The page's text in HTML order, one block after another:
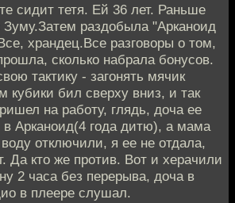
сидит тетя. Ей 36 лет. Раньше
раздобыла "Арканоид
храндец.Все разговоры о том,
сколько набрала бонусов.
тактику - загонять мячик
кубики бил сверху вниз, и так
на работу, глядь, доча ее
в Арканоид(4 года дитю), а мама
воду отключили, я ее не отдала,
Да кто же против. Вот и херачили
2 часа без перерыва, доча в
в плеере слушал.